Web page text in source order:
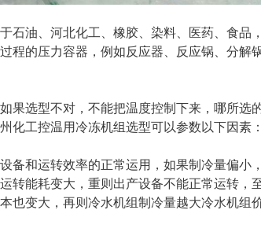
油、河北化工、橡胶、染料、医药、食品，
程的压力容器，例如反应器、反应锅、分解
选型不对，不能把温度控制下来，哪所选
化工控温用冷冻机组选型可以参数以下因素：
和运转效率的正常运用，如果制冷量偏小
转能耗变大，重则出产设备不能正常运转，
也变大，再则冷水机组制冷量越大冷水机组